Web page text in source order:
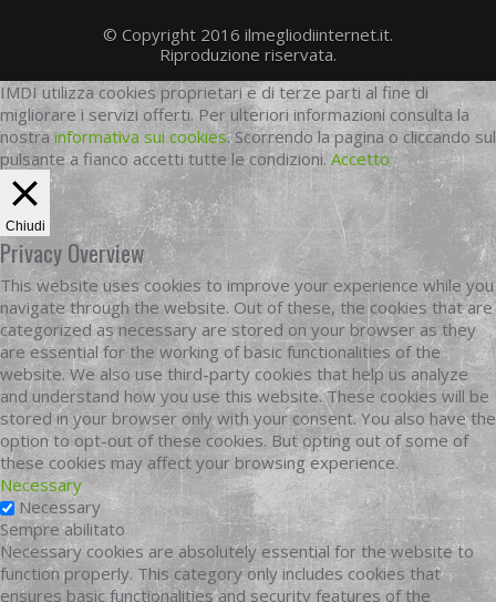
© Copyright 2016 ilmegliodiinternet.it.
Riproduzione riservata.
IMDI utilizza cookies proprietari e di terze parti al fine di
migliorare i servizi offerti. Per ulteriori informazioni consulta la
nostrainformativa sui cookies. Scorrendo la pagina o cliccando sul
pulsante a fianco accetti tutte le condizioni.Accetto
Chiudi
Privacy Overview
This website uses cookies to improve your experience while you
navigate through the website. Out of these, the cookies that are
categorized as necessary are stored on your browser as they
are essential for the working of basic functionalities of the
website. We also use third-party cookies that help us analyze
and understand how you use this website. These cookies will be
stored in your browser only with your consent. You also have the
option to opt-out of these cookies. But opting out of some of
these cookies may affect your browsing experience.
Necessary
Necessary
Sempre abilitato
Necessary cookies are absolutely essential for the website to
function properly. This category only includes cookies that
ensures basic functionalities and security features of the